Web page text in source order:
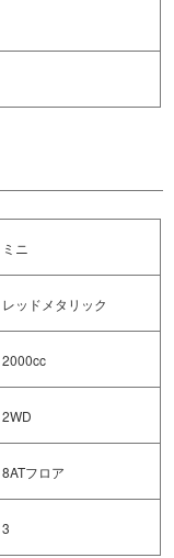
ミニ
レッドメタリック
2000cc
2WD
8ATフロア
3